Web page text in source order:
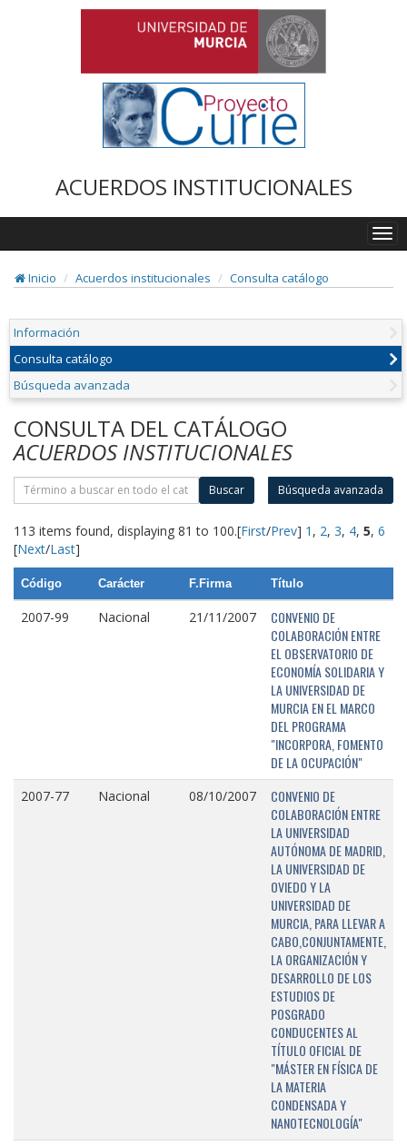
ACUERDOS INSTITUCIONALES
Inicio
Acuerdos institucionales Consulta catálogo
Información
Consulta catálogo
Búsqueda avanzada
CONSULTA DEL CATÁLOGO
ACUERDOS INSTITUCIONALES
Buscar Búsqueda avanzada
113 items found, displaying 81 to 100.[First/Prev] 1 , 2, 3, 4, 5, 6
[Next/Last]
Código Carácter F.Firma Título
2007-99 Nacional 21/11/2007
CONVENIO DE
COLABORACIÓN ENTRE
EL OBSERVATORIO DE
ECONOMÍA SOLIDARIA Y
LA UNIVERSIDAD DE
MURCIA EN EL MARCO
DEL PROGRAMA
"INCORPORA, FOMENTO
DE LA OCUPACIÓN"
2007-77 Nacional 08/10/2007
CONVENIO DE
COLABORACIÓN ENTRE
LA UNIVERSIDAD
AUTÓNOMA DE MADRID,
LA UNIVERSIDAD DE
OVIEDO Y LA
UNIVERSIDAD DE
MURCIA, PARA LLEVAR A
CABO,CONJUNTAMENTE,
LA ORGANIZACIÓN Y
DESARROLLO DE LOS
ESTUDIOS DE
POSGRADO
CONDUCENTES AL
TÍTULO OFICIAL DE
"MÁSTER EN FÍSICA DE
LA MATERIA
CONDENSADA Y
NANOTECNOLOGÍA"